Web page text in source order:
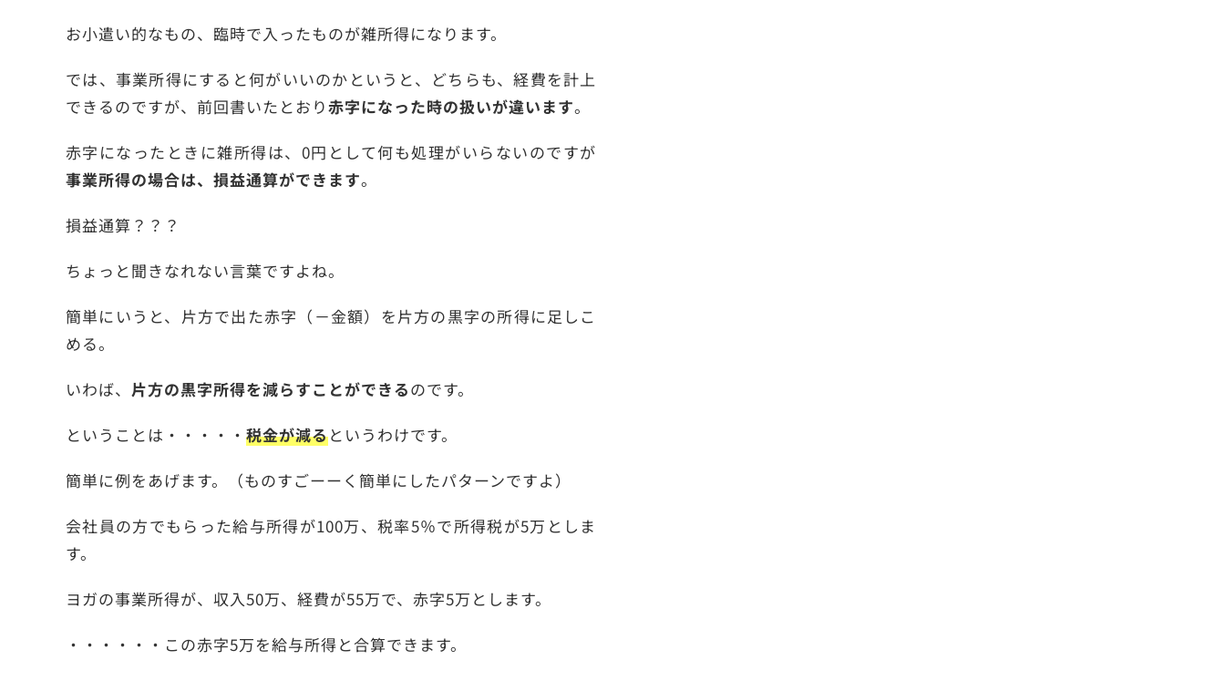
お小遣い的なもの、臨時で入ったものが雑所得になります。
では、事業所得にすると何がいいのかというと、どちらも、経費を計上
できるのですが、前回書いたとおり赤字になった時の扱いが違います。
赤字になったときに雑所得は、0円として何も処理がいらないのですが
事業所得の場合は、損益通算ができます。
損益通算？？？
ちょっと聞きなれない言葉ですよね。
簡単にいうと、片方で出た赤字（－金額）を片方の黒字の所得に足しこ
める。
いわば、 片方の黒字所得を減らすことができるのです。
ということは・・・・・ 税金が減るというわけです。
簡単に例をあげます。（ものすごーーく簡単にしたパターンですよ）
会社員の方でもらった給与所得が100万、税率5％で所得税が5万としま
す。
ヨガの事業所得が、収入50万、経費が55万で、赤字5万とします。
・・・・・・この赤字5万を給与所得と合算できます。